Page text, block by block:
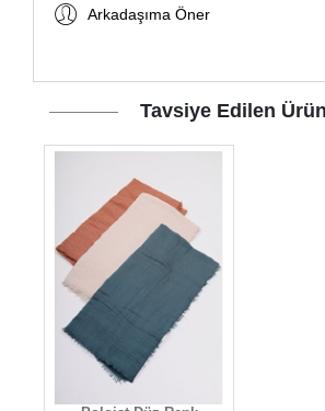
Arkadaşıma Öner
Tavsiye Edilen